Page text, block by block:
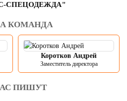
СПЕЦОДЕЖДА"
КОМАНДА
Коротков Андрей
Заместитель директора
ПИШУТ